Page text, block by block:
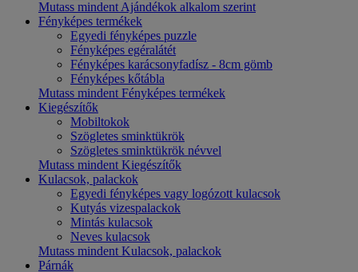
Mutass mindent Ajándékok alkalom szerint
Fényképes termékek
Egyedi fényképes puzzle
Fényképes egéralátét
Fényképes karácsonyfadísz - 8cm gömb
Fényképes kőtábla
Mutass mindent Fényképes termékek
Kiegészítők
Mobiltokok
Szögletes sminktükrök
Szögletes sminktükrök névvel
Mutass mindent Kiegészítők
Kulacsok, palackok
Egyedi fényképes vagy logózott kulacsok
Kutyás vizespalackok
Mintás kulacsok
Neves kulacsok
Mutass mindent Kulacsok, palackok
Párnák